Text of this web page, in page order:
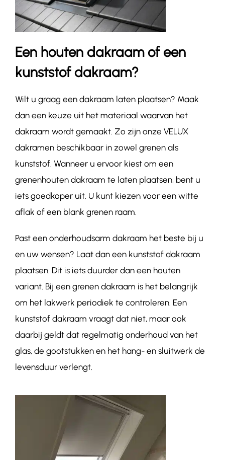
Een houten dakraam of een
kunststof dakraam?
Wilt u graag een dakraam laten plaatsen? Maak
dan een keuze uit het materiaal waarvan het
dakraam wordt gemaakt. Zo zijn onze VELUX
dakramen beschikbaar in zowel grenen als
kunststof. Wanneer u ervoor kiest om een
grenenhouten dakraam te laten plaatsen, bent u
iets goedkoper uit. U kunt kiezen voor een witte
aflak of een blank grenen raam.
Past een onderhoudsarm dakraam het beste bij u
en uw wensen? Laat dan een kunststof dakraam
plaatsen. Dit is iets duurder dan een houten
variant. Bij een grenen dakraam is het belangrijk
om het lakwerk periodiek te controleren. Een
kunststof dakraam vraagt dat niet, maar ook
daarbij geldt dat regelmatig onderhoud van het
glas, de gootstukken en het hang- en sluitwerk de
levensduur verlengt.